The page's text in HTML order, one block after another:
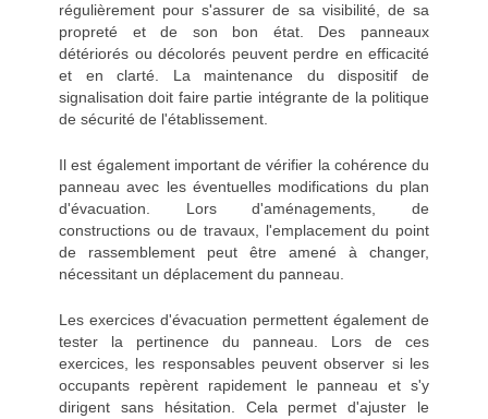
régulièrement pour s'assurer de sa visibilité, de sa
propreté et de son bon état. Des panneaux
détériorés ou décolorés peuvent perdre en efficacité
et en clarté. La maintenance du dispositif de
signalisation doit faire partie intégrante de la politique
de sécurité de l'établissement.
Il est également important de vérifier la cohérence du
panneau avec les éventuelles modifications du plan
d'évacuation. Lors d'aménagements, de
constructions ou de travaux, l'emplacement du point
de rassemblement peut être amené à changer,
nécessitant un déplacement du panneau.
Les exercices d'évacuation permettent également de
tester la pertinence du panneau. Lors de ces
exercices, les responsables peuvent observer si les
occupants repèrent rapidement le panneau et s'y
dirigent sans hésitation. Cela permet d'ajuster le